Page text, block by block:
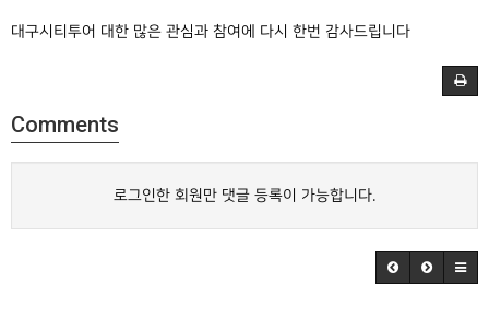
대구시티투어 대한 많은 관심과 참여에 다시 한번 감사드립니다
Comments
로그인한 회원만 댓글 등록이 가능합니다.